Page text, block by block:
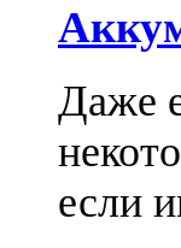
Даже
если